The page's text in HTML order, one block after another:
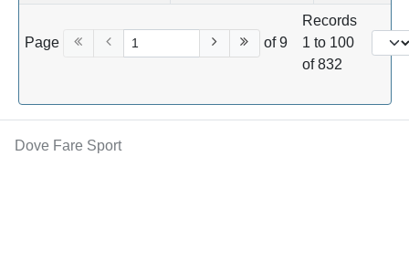
Page of 9
Records
1 to 100
of 832
Dove Fare Sport